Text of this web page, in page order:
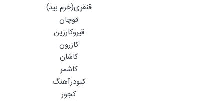
قنقری(خرم بید)
قوچان
قیروکارزین
کازرون
کاشان
کاشمر
کبودرآهنگ
کجور